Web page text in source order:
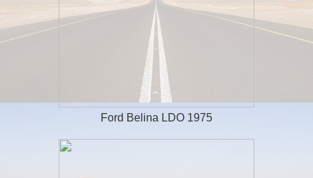
Ford Belina LDO 1975